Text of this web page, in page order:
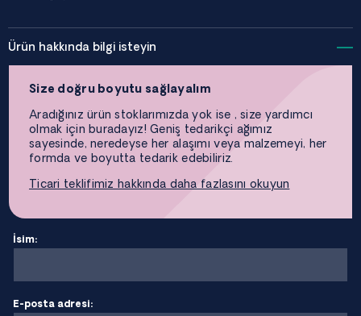
Ürün hakkında bilgi isteyin
Size doğru boyutu sağlayalım
Aradığınız ürün stoklarımızda yok ise , size yardımcı
olmak için buradayız! Geniş tedarikçi ağımız
sayesinde, neredeyse her alaşımı veya malzemeyi, her
formda ve boyutta tedarik edebiliriz.
Ticari teklifimiz hakkında daha fazlasını okuyun
İsim:
E-posta adresi: